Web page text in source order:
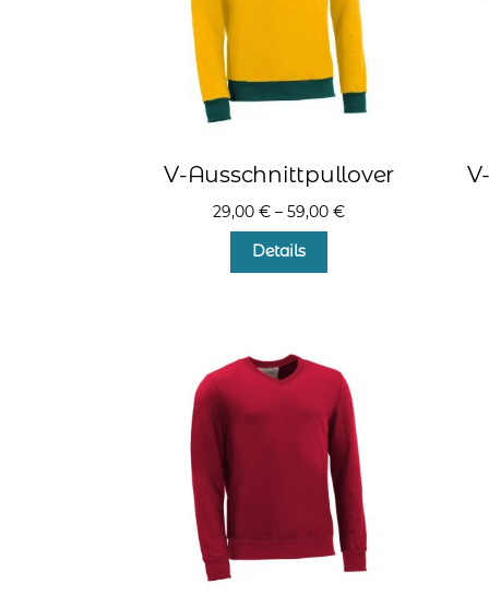
der
Produktseite
gewählt
werden
V-Ausschnittpullover
29,00€ –59,00€
Details
Die
Optionen
können
auf
der
Produktseite
gewählt
werden